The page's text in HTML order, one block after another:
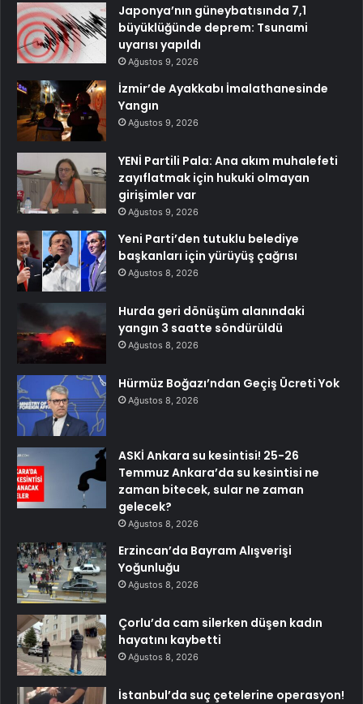
Japonya’nın güneybatısında 7,1
büyüklüğünde deprem: Tsunami
uyarısı yapıldı
Ağustos 9, 2026
İzmir’de Ayakkabı İmalathanesinde
Yangın
Ağustos 9, 2026
YENİ Partili Pala: Ana akım muhalefeti
zayıflatmak için hukuki olmayan
girişimler var
Ağustos 9, 2026
Yeni Parti’den tutuklu belediye
başkanları için yürüyüş çağrısı
Ağustos 8, 2026
Hurda geri dönüşüm alanındaki
yangın 3 saatte söndürüldü
Ağustos 8, 2026
Hürmüz Boğazı’ndan Geçiş Ücreti Yok
Ağustos 8, 2026
ASKİ Ankara su kesintisi! 25-26
Temmuz Ankara’da su kesintisi ne
zaman bitecek, sular ne zaman
gelecek?
Ağustos 8, 2026
Erzincan’da Bayram Alışverişi
Yoğunluğu
Ağustos 8, 2026
Çorlu’da cam silerken düşen kadın
hayatını kaybetti
Ağustos 8, 2026
İstanbul’da suç çetelerine operasyon!